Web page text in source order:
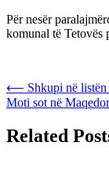
Për nesër
komunal të Tetovës
Post
navigation
⟵ Shkupi në
Moti sot në
Related